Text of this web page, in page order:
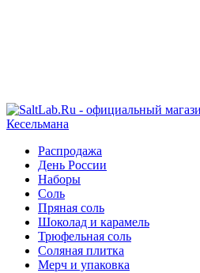
Распродажа
День России
Наборы
Соль
Пряная соль
Шоколад и карамель
Трюфельная соль
Соляная плитка
Мерч и упаковка